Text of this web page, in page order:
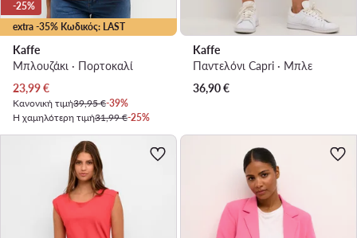
extra -35% Κωδικός: LAST
-25%
Kaffe
Μπλουζάκι · Πορτοκαλί
Τρέχουσα τιμή
23,99€
Κανονική τιμή39,95 €-39%
Η χαμηλότερη τιμή31,99 €-25%
Kaffe
Παντελόνι Capri · Μπλε
36,90€